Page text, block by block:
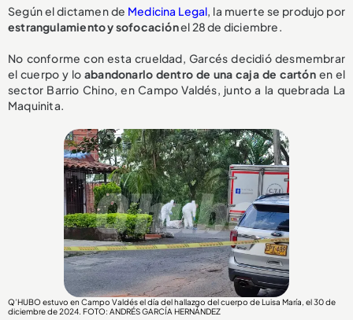
Según el dictamen de Medicina Legal, la muerte se produjo por
estrangulamiento y sofocaciónel 28 de diciembre.
No conforme con esta crueldad, Garcés decidió desmembrar
el cuerpo y lo abandonarlo dentro de una caja de cartón en el
sector Barrio Chino, en Campo Valdés, junto a la quebrada La
Maquinita.
Q’HUBO estuvo en Campo Valdés el día del hallazgo del cuerpo de Luisa María, el 30 de
diciembre de 2024. FOTO: ANDRÉS GARCÍA HERNÁNDEZ